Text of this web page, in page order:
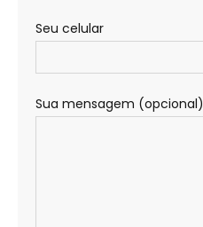
Seu celular
Sua mensagem (opcional)